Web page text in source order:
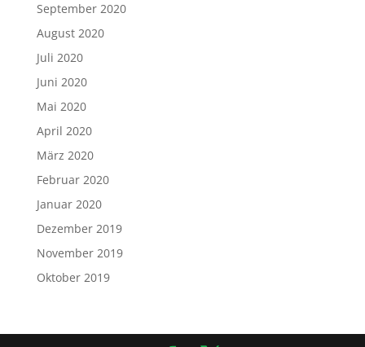
September 2020
August 2020
Juli 2020
Juni 2020
Mai 2020
April 2020
März 2020
Februar 2020
Januar 2020
Dezember 2019
November 2019
Oktober 2019